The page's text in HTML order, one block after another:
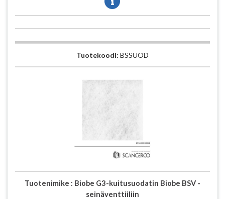
Tuotekoodi: BSSUOD
Tuotenimike : Biobe G3-kuitusuodatin Biobe BSV -
seinäventtiiliin